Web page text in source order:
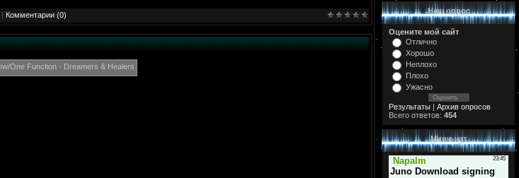
| Комментарии (0) Наш опрос
Оцените мой сайт
Отлично
Хорошо
Неплохо
Плохо
Ужасно
Результаты | Архив опросов
Всего ответов: 454
Мини-чат